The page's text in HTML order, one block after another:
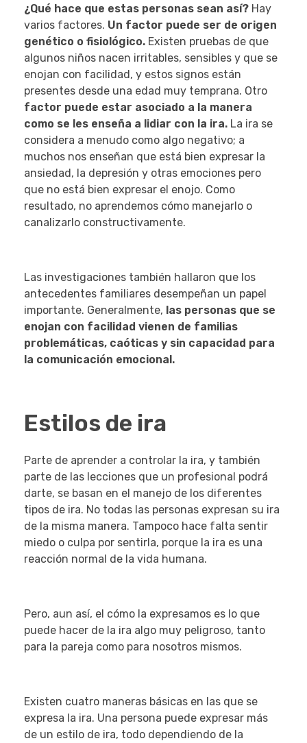
¿Qué hace que estas personas sean así? Hay
varios factores. Un factor puede ser de origen
genético o fisiológico. Existen pruebas de que
algunos niños nacen irritables, sensibles y que se
enojan con facilidad, y estos signos están
presentes desde una edad muy temprana. Otro
factor puede estar asociado a la manera
como se les enseña a lidiar con la ira. La ira se
considera a menudo como algo negativo; a
muchos nos enseñan que está bien expresar la
ansiedad, la depresión y otras emociones pero
que no está bien expresar el enojo. Como
resultado, no aprendemos cómo manejarlo o
canalizarlo constructivamente.
Las investigaciones también hallaron que los
antecedentes familiares desempeñan un papel
importante. Generalmente, las personas que se
enojan con facilidad vienen de familias
problemáticas, caóticas y sin capacidad para
la comunicación emocional.
Estilos de ira
Parte de aprender a controlar la ira, y también
parte de las lecciones que un profesional podrá
darte, se basan en el manejo de los diferentes
tipos de ira. No todas las personas expresan su ira
de la misma manera. Tampoco hace falta sentir
miedo o culpa por sentirla, porque la ira es una
reacción normal de la vida humana.
Pero, aun así, el cómo la expresamos es lo que
puede hacer de la ira algo muy peligroso, tanto
para la pareja como para nosotros mismos.
Existen cuatro maneras básicas en las que se
expresa la ira. Una persona puede expresar más
de un estilo de ira, todo dependiendo de la